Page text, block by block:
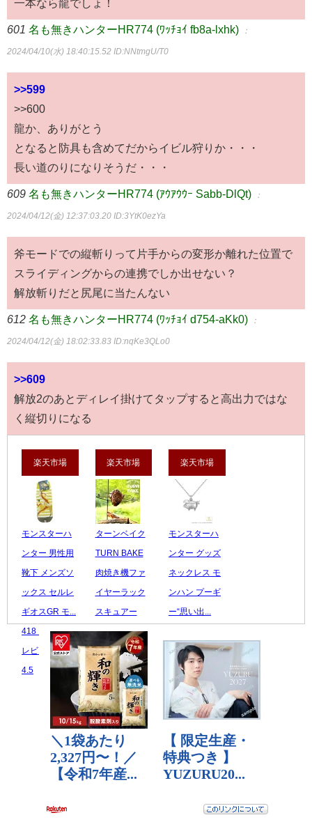
一本なら龍でしょ！
601 名も無きハンターHR774 (ﾜｯﾁｮｲ fb8a-lxhk) ：
2024/04/10(水) 18:40:15.52 ID:NNtmgU/T0
>>599
>>600
龍か、ありがとう
となると防具も含めてだからイビル狩りか・・・
長い道のりになりそうだ・・・
609 名も無きハンターHR774 (ｱｳｱｳｳｰ Sabb-DlQt) ：
2024/04/12(金) 12:37:03.20 ID:3YtK0ezYa
斧モードでの縦斬りって片手からの変形か離れた位置で
スライディングからの連携でしか出せない？
解放斬りだと尻尾に当たんない
612 名も無きハンターHR774 (ﾜｯﾁｮｲ d754-aKk0) ：
2024/04/12(金) 18:02:33.83 ID:nqKe3QLo0
>>609
解放2のあとディレイ掛けてタップすると高出力ではな
く縦切りになる
楽天市場
モンスターハ
ンター 男性用
靴下 メンズソ
ックス セルレ
ギオスGR モ...
418 円
レビュー数：
4.5
楽天市場
ターンベイク
TURN BAKE
肉焼き機ファ
イヤーラック
スキュアー
セ...
14,520 円
レビュー数：5
楽天市場
モンスターハ
ンター グッズ
ネックレス モ
ンハン プーギ
ー“思い出...
レビュー数：0